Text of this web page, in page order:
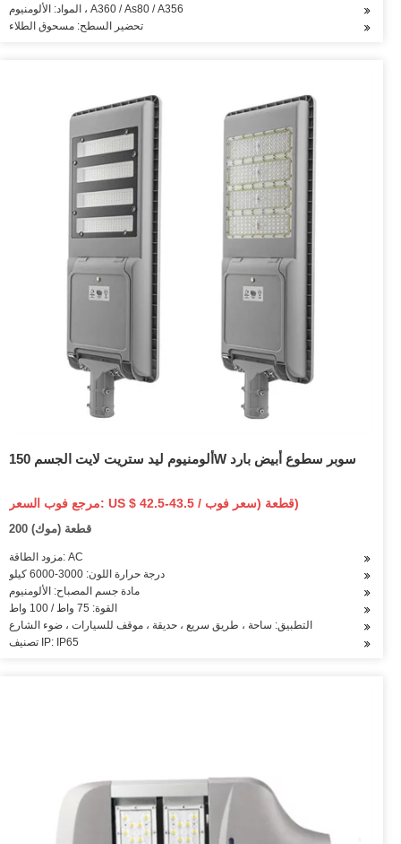
المواد: الألومنيوم ، A360 / As80 / A356
تحضير السطح: مسحوق الطلاء
ألومنيوم ليد ستريت لايت الجسم 150W سوبر سطوع أبيض بارد
مرجع فوب السعر: US $ 42.5-43.5 / قطعة (سعر فوب)
200 قطعة (موك)
مزود الطاقة: AC
درجة حرارة اللون: 3000-6000 كيلو
مادة جسم المصباح: الألومنيوم
القوة: 75 واط / 100 واط
التطبيق: ساحة ، طريق سريع ، حديقة ، موقف للسيارات ، ضوء الشارع
تصنيف IP: IP65